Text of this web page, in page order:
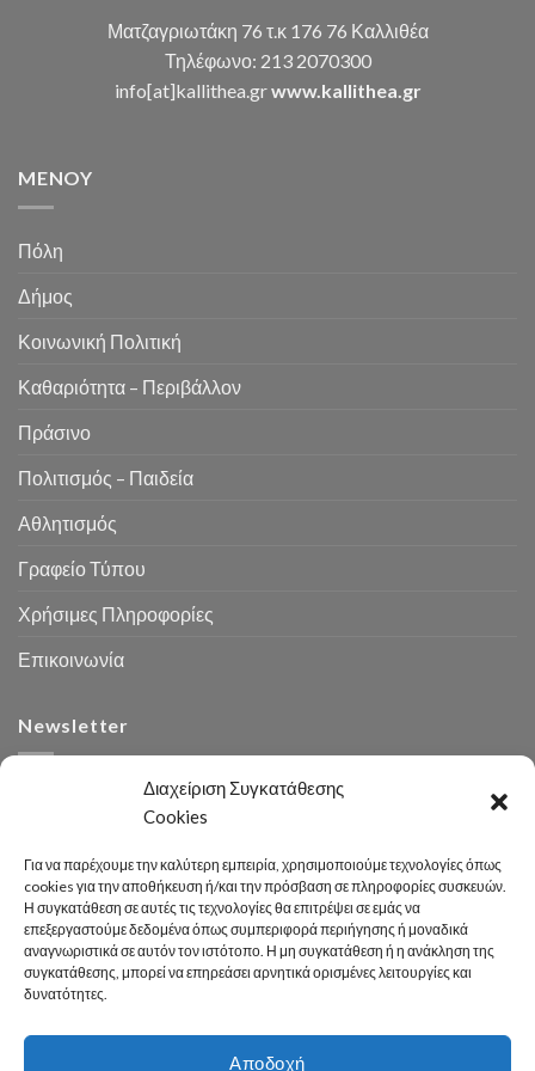
Διαχείριση Συγκατάθεσης
Cookies
Για να παρέχουμε την καλύτερη εμπειρία, χρησιμοποιούμε τεχνολογίες όπως
cookies για την αποθήκευση ή/και την πρόσβαση σε πληροφορίες συσκευών.
Η συγκατάθεση σε αυτές τις τεχνολογίες θα επιτρέψει σε εμάς να
επεξεργαστούμε δεδομένα όπως συμπεριφορά περιήγησης ή μοναδικά
αναγνωριστικά σε αυτόν τον ιστότοπο. Η μη συγκατάθεση ή η ανάκληση της
συγκατάθεσης, μπορεί να επηρεάσει αρνητικά ορισμένες λειτουργίες και
δυνατότητες.
Αποδοχή
Ματζαγριωτάκη 76 τ.κ 176 76 Καλλιθέα
Τηλέφωνο: 213 2070300
info[at]kallithea.grwww.kallithea.gr
MENOY
Πόλη
Δήμος
Κοινωνική Πολιτική
Καθαριότητα – Περιβάλλον
Πράσινο
Πολιτισμός – Παιδεία
Αθλητισμός
Γραφείο Τύπου
Χρήσιμες Πληροφορίες
Επικοινωνία
Newsletter
Αναζήτηση